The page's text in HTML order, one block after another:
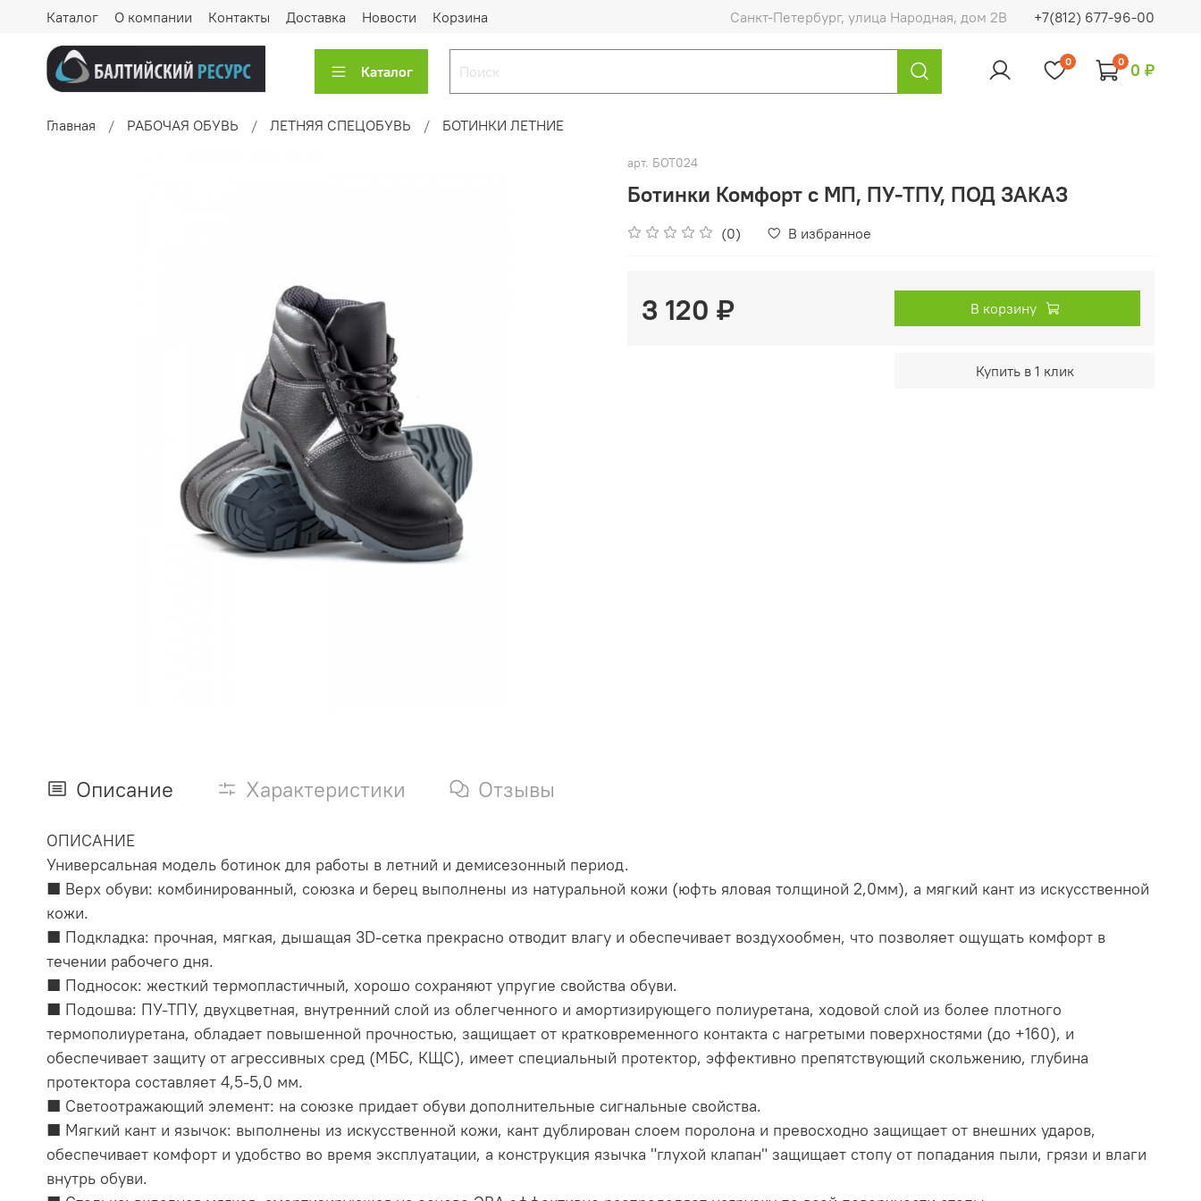
Каталог О компании Контакты Доставка Новости Корзина Санкт-Петербург, улица Народная, дом 2В +7(812) 677-96-00
Каталог
0 0 0 ₽
Главная РАБОЧАЯ ОБУВЬ ЛЕТНЯЯ СПЕЦОБУВЬ БОТИНКИ ЛЕТНИЕ
арт. БОТ024
Ботинки Комфорт с МП, ПУ-ТПУ, ПОД ЗАКАЗ
(0) В избранное
3 120 ₽ В корзину
Купить в 1 клик
Описание Характеристики Отзывы
ОПИСАНИЕ
Универсальная модель ботинок для работы в летний и демисезонный период.
■ Верх обуви: комбинированный, союзка и берец выполнены из натуральной кожи (юфть яловая толщиной 2,0мм), а мягкий кант из искусственной
кожи.
■ Подкладка: прочная, мягкая, дышащая 3D-сетка прекрасно отводит влагу и обеспечивает воздухообмен, что позволяет ощущать комфорт в
течении рабочего дня.
■ Подносок: жесткий термопластичный, хорошо сохраняют упругие свойства обуви.
■ Подошва: ПУ-ТПУ, двухцветная, внутренний слой из облегченного и амортизирующего полиуретана, ходовой слой из более плотного
термополиуретана, обладает повышенной прочностью, защищает от кратковременного контакта с нагретыми поверхностями (до +160), и
обеспечивает защиту от агрессивных сред (МБС, КЩС), имеет специальный протектор, эффективно препятствующий скольжению, глубина
протектора составляет 4,5-5,0 мм.
■ Светоотражающий элемент: на союзке придает обуви дополнительные сигнальные свойства.
■ Мягкий кант и язычок: выполнены из искусственной кожи, кант дублирован слоем поролона и превосходно защищает от внешних ударов,
обеспечивает комфорт и удобство во время эксплуатации, а конструкция язычка "глухой клапан" защищает стопу от попадания пыли, грязи и влаги
внутрь обуви.